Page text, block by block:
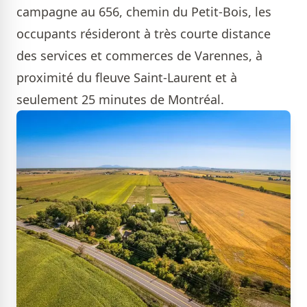
campagne au 656, chemin du Petit-Bois, les
occupants résideront à très courte distance
des services et commerces de Varennes, à
proximité du fleuve Saint-Laurent et à
seulement 25 minutes de Montréal.